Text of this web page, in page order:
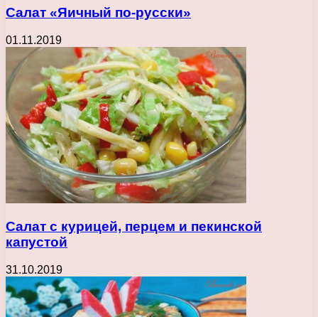
Салат «Яичный по-русски»
01.11.2019
Салат с курицей, перцем и пекинской
капустой
31.10.2019